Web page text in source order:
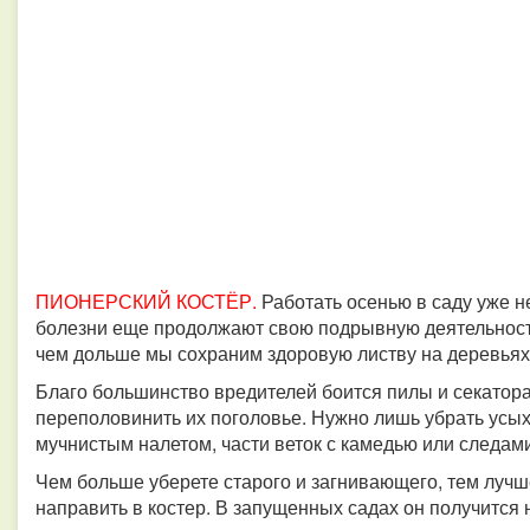
ПИОНЕРСКИЙ КОСТЁР. Работать осенью в саду уже
болезни еще продолжают свою подрывную
чем дольше мы сохраним здоровую листву на
Благо большинство вредителей боится пилы и
переполовинить их поголовье. Нужно лишь убрать
мучнистым налетом, части веток с камедью или
Чем больше уберете старого и загнивающего, тем
направить в костер. В запущенных садах он